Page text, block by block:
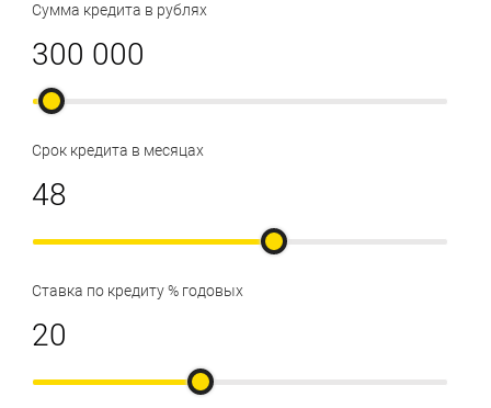
Сумма кредита в рублях
Срок кредита в месяцах
Ставка по кредиту % годовых